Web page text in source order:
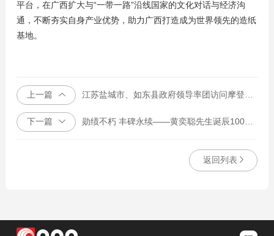
平台，在广西扩大与“一带一路”沿线国家的文化对话与经济沟
通，不断夯实自身产业优势，助力广西打造成为世界领先的造纸
基地。
上一篇 江苏盐城市、如东县政府领导率团访问摩登7集团雅加达总部
下一篇 勋绩不朽 丰碑永续——黄奕聪先生诞辰100周年座谈会在奕聪中学举行
返回列表